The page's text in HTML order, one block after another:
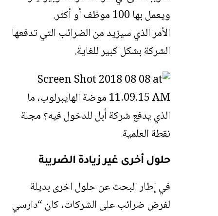
ويعمل بها 100 موظف أو أكثر.
الأمر الذي سيزيد من الضرائب التي تدفعها
الشركة بشكل كبير للغاية.
حلول أخرى غير زيادة الضريبة
في إطار البحث عن حلول اخرى بديلة
لفرض ضرائب على الشركات، كان “دارسي